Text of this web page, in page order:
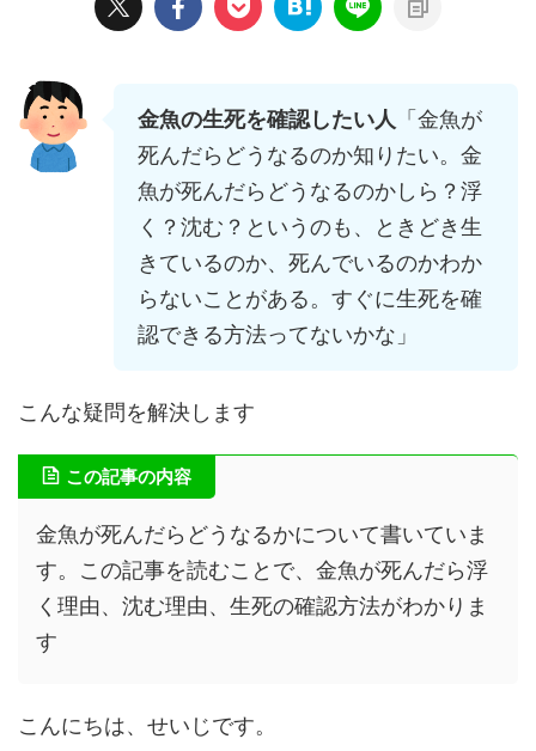
金魚の生死を確認したい人 「金魚が
死んだらどうなるのか知りたい。金
魚が死んだらどうなるのかしら？浮
く？沈む？というのも、ときどき生
きているのか、死んでいるのかわか
らないことがある。すぐに生死を確
認できる方法ってないかな」
こんな疑問を解決します
この記事の内容
金魚が死んだらどうなるかについて書いていま
す。この記事を読むことで、金魚が死んだら浮
く理由、沈む理由、生死の確認方法がわかりま
す
こんにちは、せいじです。